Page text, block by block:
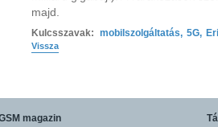
majd.
Kulcsszavak: mobilszolgáltatás, 5G,
Vissza
magazin